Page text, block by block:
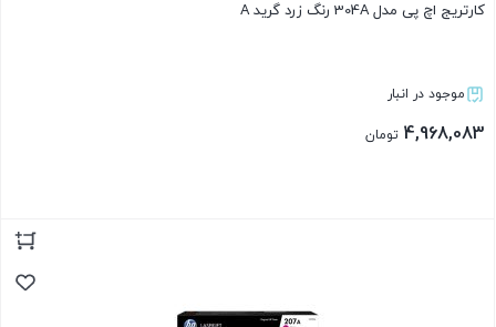
کارتریج اچ پی مدل 304A رنگ زرد گرید A
موجود در انبار
4,968,083 تومان